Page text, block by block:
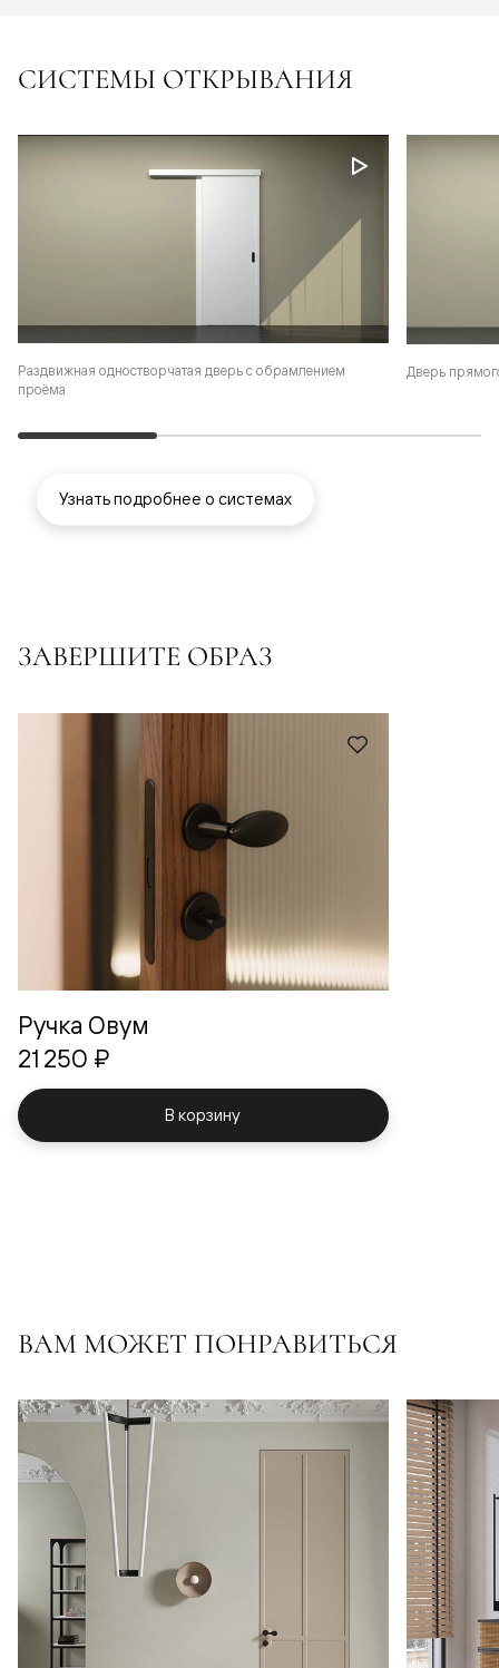
СИСТЕМЫ ОТКРЫВАНИЯ
Раздвижная одностворчатая дверь с обрамлением
проёма
Дверь
Узнать подробнее о системах
ЗАВЕРШИТЕ ОБРАЗ
Ручка Овум
21 250 ₽
В корзину
ВАМ МОЖЕТ ПОНРАВИТЬСЯ